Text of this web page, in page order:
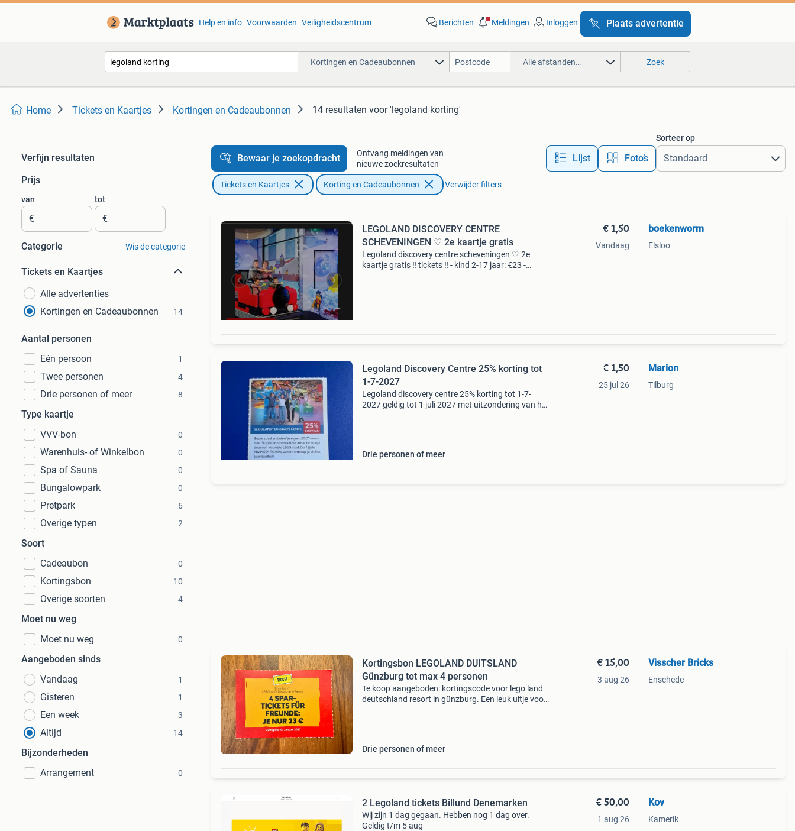
Help en info Voorwaarden Veiligheidscentrum Berichten Meldingen Inloggen Plaats advertentie
Kortingen en Cadeaubonnen Alle afstanden… Zoek
Home Tickets en Kaartjes Kortingen en Cadeaubonnen 14 resultaten voor 'legoland korting'
Verfijn resultaten
Prijs
van
€
tot
€
Categorie Wis de categorie
Tickets en Kaartjes
Alle advertenties
Kortingen en Cadeaubonnen
14
Aantal personen
Eén persoon
1
Twee personen 4
Drie personen of meer 8
Type kaartje
VVV-bon
0
Warenhuis- of Winkelbon 0
Spa of Sauna 0
Bungalowpark 0
Pretpark 6
Overige typen 2
Soort
Cadeaubon
0
Kortingsbon 10
Overige soorten 4
Moet nu weg
Moet nu weg
0
Aangeboden sinds
Vandaag
1
Gisteren 1
Een week 3
Altijd 14
Bijzonderheden
Arrangement
0
Bewaar je zoekopdracht
Ontvang meldingen van
nieuwe zoekresultaten
Lijst Foto’s
Sorteer op
Tickets en Kaartjes Korting en Cadeaubonnen Verwijder filters
LEGOLAND DISCOVERY CENTRE
SCHEVENINGEN ♡ 2e kaartje gratis
Legoland discovery centre scheveningen ♡ 2e
kaartje gratis ‼️ tickets ‼️ - kind 2-17 jaar: €23 -
€ 1,50
Vandaag
boekenworm
Elsloo
Legoland Discovery Centre 25% korting tot
1-7-2027
Legoland discovery centre 25% korting tot 1-7-
2027 geldig tot 1 juli 2027 met uitzondering van het
Drie personen of meer
€ 1,50
25 jul 26
Marion
Tilburg
Kortingsbon LEGOLAND DUITSLAND
Günzburg tot max 4 personen
Te koop aangeboden: kortingscode voor lego land
deutschland resort in günzburg. Een leuk uitje voor
Drie personen of meer
€ 15,00
3 aug 26
Visscher Bricks
Enschede
2 Legoland tickets Billund Denemarken
Wij zijn 1 dag gegaan. Hebben nog 1 dag over.
Geldig t/m 5 aug
€ 50,00
1 aug 26
Kov
Kamerik